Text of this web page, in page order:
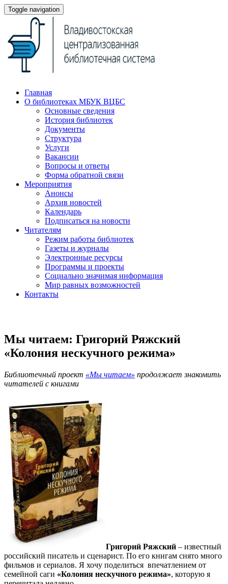
Toggle navigation
Главная
О библиотеках МБУК ВЦБС
Основные сведения
История библиотек
Документы
Структура
Услуги
Вакансии
Вопросы и ответы
Форма обратной связи
Мероприятия
Анонсы
Архив новостей
Календарь
Подписаться на новости
Читателям
Режим работы библиотек
Газеты и журналы
Электронные ресурсы
Программы и проекты
Социально значимая информация
Мир равных возможностей
Контакты
Мы читаем: Григорий Ряжский
«Колония нескучного режима»
Библиотечный проект «Мы читаем» продолжает знакомить
читателей с книгами
Григорий Ряжский – известный
российский писатель и сценарист. По его книгам снято много
фильмов и сериалов. Я хочу поделиться впечатлением от
семейной саги «Колония нескучного режима», которую я